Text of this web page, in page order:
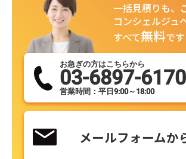
一括見積りも、
コンシェルジュ
すべて無料です
お急ぎの方はこちらから
03-6897-6170
営業時間：平日9:00～18:00
メールフォームか